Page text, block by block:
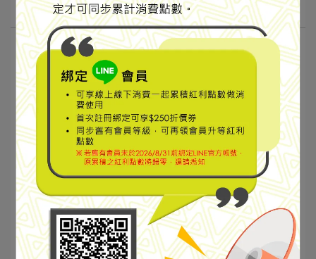
【最新消息】
【休假公告】雙十節連假暫停出貨／客服
2025-10-07